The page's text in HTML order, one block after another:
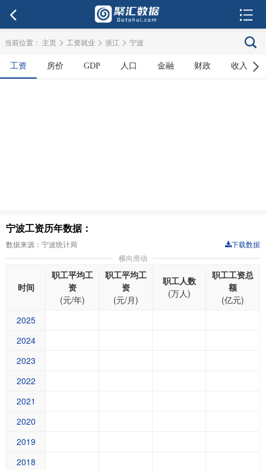
当前位置： 主页 > 工资就业 > 浙江 > 宁波
工资 房价 GDP 人口 金融 财政 收入
宁波工资历年数据：
数据来源：宁波统计局
下载数据
横向滑动
时间
职工平均工
资
(元/年)
职工平均工
资
(元/月)
职工人数
(万人)
职工工资总
额
(亿元)
2025
2024
2023
2022
2021
2020
2019
2018